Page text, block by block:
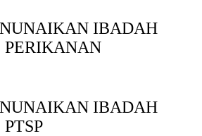
IBADAH
PERIKANAN
IBADAH